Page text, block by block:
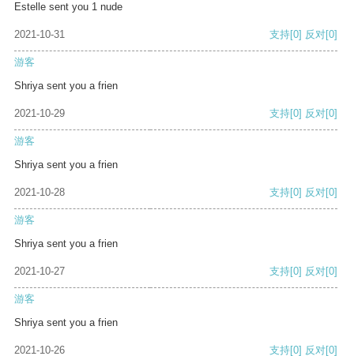
Estelle sent you 1 nude
2021-10-31 支持[0] 反对[0]
游客
Shriya sent you a frien
2021-10-29 支持[0] 反对[0]
游客
Shriya sent you a frien
2021-10-28 支持[0] 反对[0]
游客
Shriya sent you a frien
2021-10-27 支持[0] 反对[0]
游客
Shriya sent you a frien
2021-10-26 支持[0] 反对[0]